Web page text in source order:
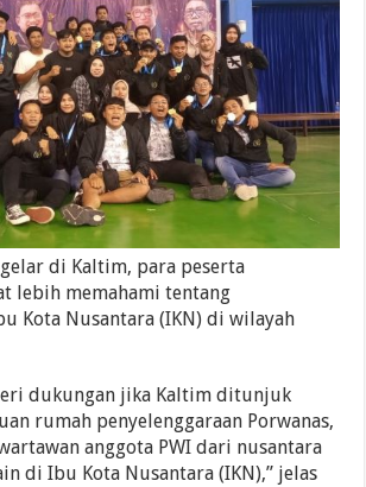
di Kaltim, para peserta
lebih memahami tentang
Kota Nusantara (IKN) di wilayah
dukungan jika Kaltim ditunjuk
rumah penyelenggaraan Porwanas,
anggota PWI dari nusantara
di Ibu Kota Nusantara (IKN),” jelas